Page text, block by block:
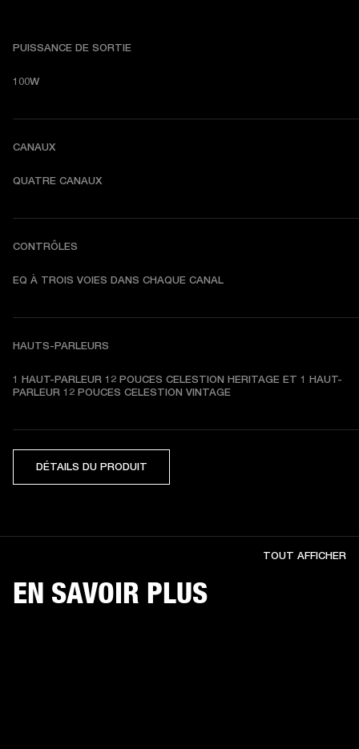
PUISSANCE DE SORTIE
100W
CANAUX
QUATRE CANAUX
CONTRÔLES
EQ À TROIS VOIES DANS CHAQUE CANAL
HAUTS-PARLEURS
1 HAUT-PARLEUR 12 POUCES CELESTION HERITAGE ET 1 HAUT-
PARLEUR 12 POUCES CELESTION VINTAGE
DÉTAILS DU PRODUIT
EN SAVOIR PLUS
TOUT AFFICHER